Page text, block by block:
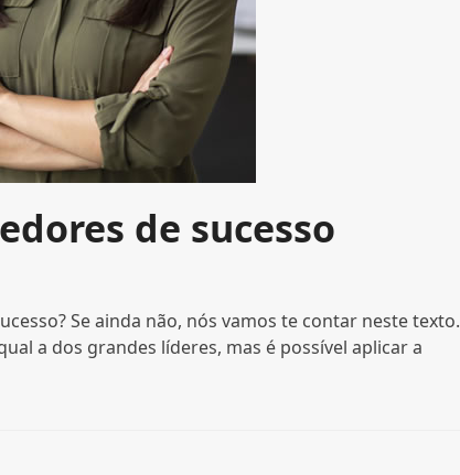
de sucesso
Se ainda não, nós vamos te contar neste texto.
a dos grandes líderes, mas é possível aplicar a